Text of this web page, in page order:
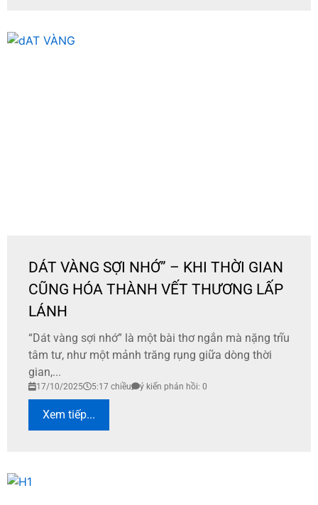
DÁT VÀNG SỢI NHỚ” – KHI THỜI GIAN
CŨNG HÓA THÀNH VẾT THƯƠNG LẤP
LÁNH
“Dát vàng sợi nhớ” là một bài thơ ngắn mà nặng trĩu
tâm tư, như một mảnh trăng rụng giữa dòng thời
gian,...
17/10/2025 5:17 chiều ý kiến phản hồi: 0
Xem tiếp...